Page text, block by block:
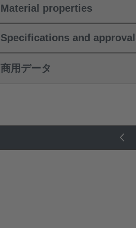
Material properties
Specifications and
商用データ